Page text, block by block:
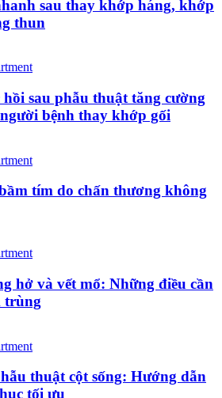
sau thay khớp háng, khớp
thun
sau phẫu thuật tăng cường
bệnh thay khớp gối
tím do chấn thương không
hở và vết mổ: Những điều cần
trùng
thuật cột sống: Hướng dẫn
tối ưu